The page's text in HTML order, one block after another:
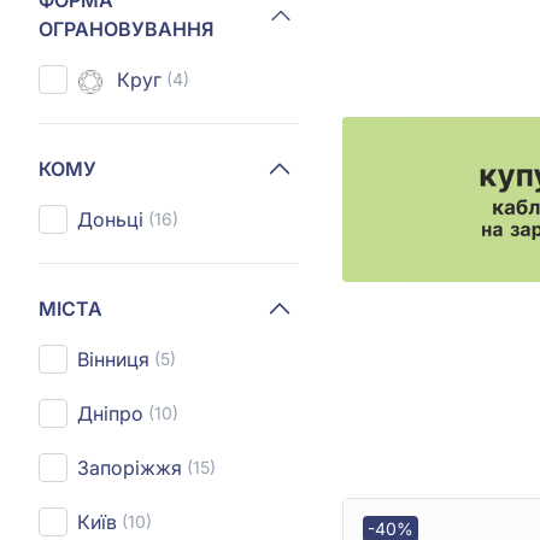
ОГРАНОВУВАННЯ
Круг (4)
КОМУ
Доньці (16)
МІСТА
Вінниця (5)
Дніпро (10)
Запоріжжя (15)
Київ (10) -40%